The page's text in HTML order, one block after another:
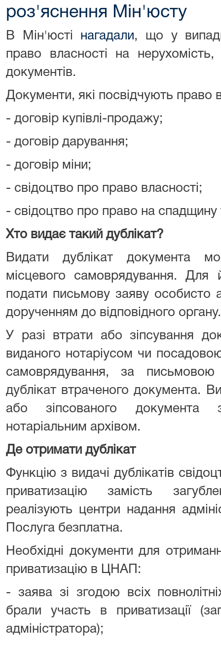
роз'яснення Мін'юсту
В Мін'юсті нагадали, що у
право власності на
документів.
Документи, які посвідчують право
- договір купівлі-продажу;
- договір дарування;
- договір міни;
- свідоцтво про право власності;
- свідоцтво про право на
Хто видає такий дублікат?
Видати дублікат документа
місцевого самоврядування. Для
подати письмову заяву особисто
дорученням до відповідного органу.
У разі втрати або зіпсування
виданого нотаріусом чи
самоврядування, за
дублікат втраченого документа.
або зіпсованого документа
нотаріальним архівом.
Де отримати дублікат
Функцію з видачі дублікатів
приватизацію замість
реалізують центри надання
Послуга безплатна.
Необхідні документи для
приватизацію в ЦНАП:
- заява зі згодою всіх
брали участь в приватизації
адміністратора);